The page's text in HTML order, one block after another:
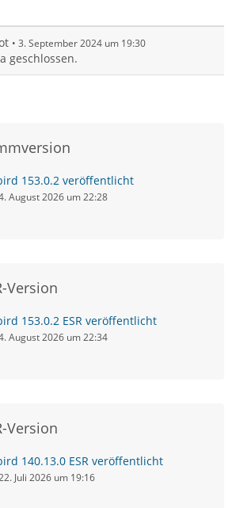
3. September 2024 um 19:30
geschlossen.
153.0.2 veröffentlicht
August 2026 um 22:28
Version
153.0.2 ESR veröffentlicht
August 2026 um 22:34
Version
140.13.0 ESR veröffentlicht
Juli 2026 um 19:16